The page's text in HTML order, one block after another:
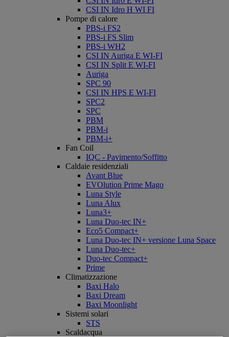
CSI IN Idro H WI FI
Pompe di calore
PBS-i FS2
PBS-i FS Slim
PBS-i WH2
CSI IN Auriga E WI-FI
CSI IN Split E WI-FI
Auriga
SPC 90
CSI IN HPS E WI-FI
SPC2
SPC
PBM
PBM-i
PBM-i+
Fan Coil
IQC - Pavimento/Soffitto
Caldaie residenziali
Avant Blue
EVOlution Prime Mago
Luna Style
Luna Alux
Luna3+
Luna Duo-tec IN+
Eco5 Compact+
Luna Duo-tec IN+ versione Luna Space
Luna Duo-tec+
Duo-tec Compact+
Prime
Climatizzazione
Baxi Halo
Baxi Dream
Baxi Moonlight
Sistemi solari
STS
Scaldacqua